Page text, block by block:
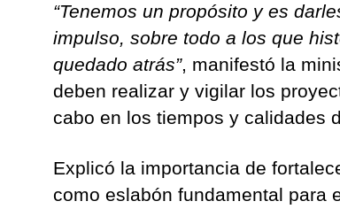
“Tenemos un propósito y es
impulso, sobre todo a los que
quedado atrás”, manifestó la
deben realizar y vigilar los
cabo en los tiempos y calidades
Explicó la importancia de
como eslabón fundamental para